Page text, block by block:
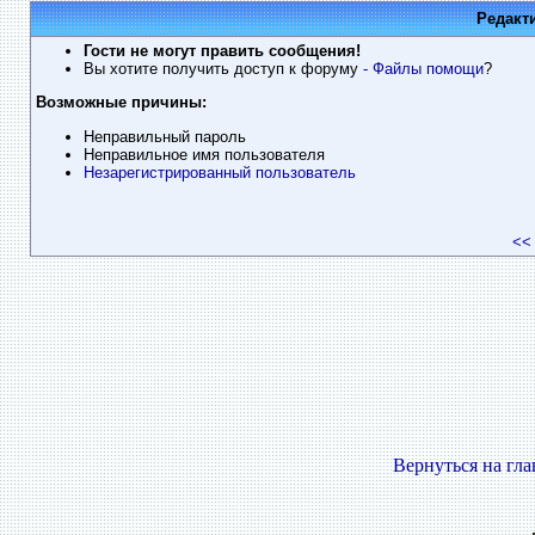
Гости не могут править сообщения!
Вы хотите получить доступ к форуму - Файлы помощи?
Возможные причины:
Неправильный пароль
Неправильное имя пользователя
Незарегистрированный пользователь
<<
Вернуться на